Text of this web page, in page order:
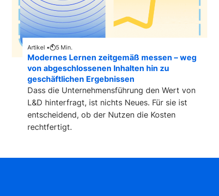
Artikel • 5 Min.
Modernes Lernen zeitgemäß messen – weg
von abgeschlossenen Inhalten hin zu
geschäftlichen Ergebnissen
Dass die Unternehmensführung den Wert von
L&D hinterfragt, ist nichts Neues. Für sie ist
entscheidend, ob der Nutzen die Kosten
rechtfertigt.